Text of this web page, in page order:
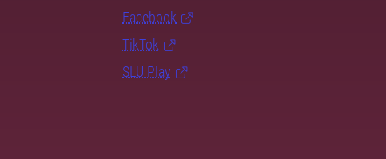
Facebook
TikTok
SLU Play